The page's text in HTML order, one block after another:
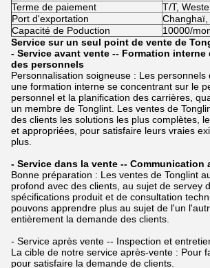
Terme de paiement
T/T,
Port d'exportation
Changhaï,
Capacité de Poduction
10000/
Service sur un seul point de vente de
- Service avant vente -- Formation
des personnels
Personnalisation soigneuse : Les personnels
une formation interne se concentrant sur le
personnel et la planification des carrières,
un membre de Tonglint. Les ventes de
des clients les solutions les plus complètes,
et appropriées, pour satisfaire leurs vraies
plus.
- Service dans la vente -- Communication
Bonne préparation : Les ventes de Tonglint
profond avec des clients, au sujet de servey
spécifications produit et de consultation
pouvons apprendre plus au sujet de l'un
entièrement la demande des clients.
- Service après vente -- Inspection et
La cible de notre service après-vente : Pour
pour satisfaire la demande de clients.